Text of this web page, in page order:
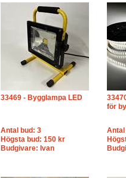
33469 - Bygglampa LED
Antal bud: 3
Högsta bud: 150 kr
Budgivare: Ivan
för
Antal